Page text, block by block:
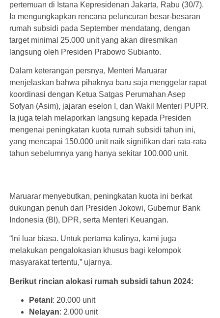
pertemuan di Istana Kepresidenan Jakarta, Rabu (30/7).
Ia mengungkapkan rencana peluncuran besar-besaran
rumah subsidi pada September mendatang, dengan
target minimal 25.000 unit yang akan diresmikan
langsung oleh Presiden Prabowo Subianto.
Dalam keterangan persnya, Menteri Maruarar
menjelaskan bahwa pihaknya baru saja menggelar rapat
koordinasi dengan Ketua Satgas Perumahan Asep
Sofyan (Asim), jajaran eselon I, dan Wakil Menteri PUPR.
Ia juga telah melaporkan langsung kepada Presiden
mengenai peningkatan kuota rumah subsidi tahun ini,
yang mencapai 150.000 unit naik signifikan dari rata-rata
tahun sebelumnya yang hanya sekitar 100.000 unit.
Maruarar menyebutkan, peningkatan kuota ini berkat
dukungan penuh dari Presiden Jokowi, Gubernur Bank
Indonesia (BI), DPR, serta Menteri Keuangan.
“Ini luar biasa. Untuk pertama kalinya, kami juga
melakukan pengalokasian khusus bagi kelompok
masyarakat tertentu,” ujarnya.
Berikut rincian alokasi rumah subsidi tahun 2024:
Petani: 20.000 unit
Nelayan: 2.000 unit